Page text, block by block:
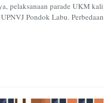
pelaksanaan parade UKM kali
Pondok Labu. Perbedaan